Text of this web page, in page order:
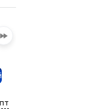
26